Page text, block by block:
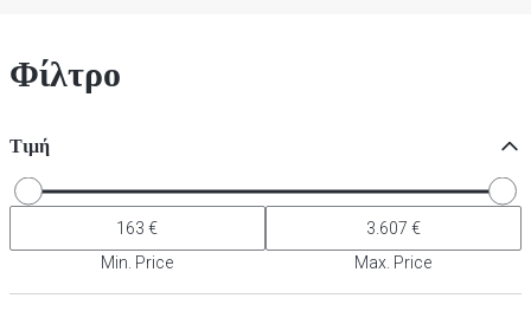
Φίλτρο
Τιμή
Min. Price Max. Price